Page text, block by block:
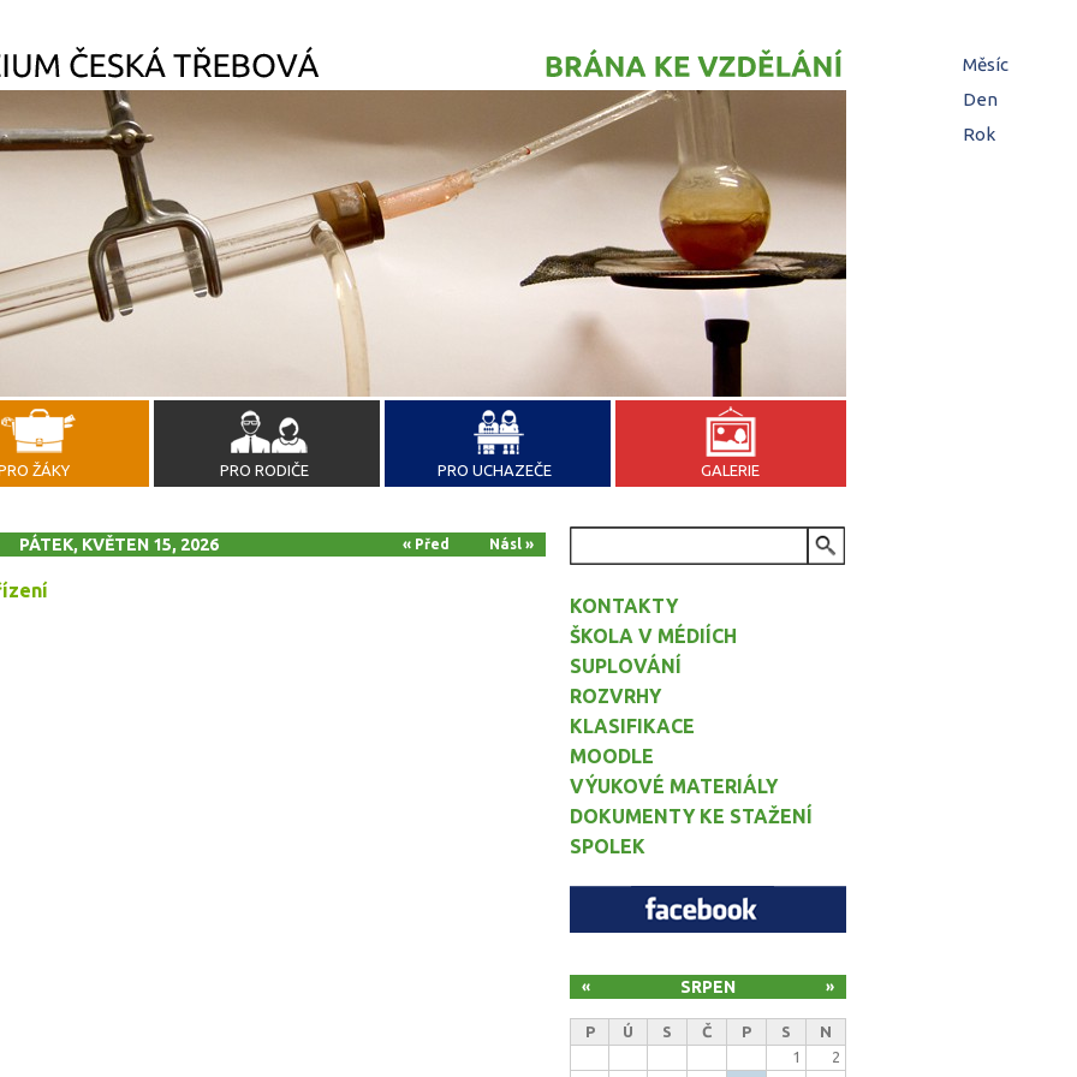
ŽÁKY PRO RODIČE PRO UCHAZEČE GALERIE
PÁTEK, KVĚTEN 15, 2026 « Před Násl »
KONTAKTY
ŠKOLA V MÉDIÍCH
SUPLOVÁNÍ
ROZVRHY
KLASIFIKACE
MOODLE
VÝUKOVÉ MATERIÁLY
DOKUMENTY KE STAŽENÍ
SPOLEK
SRPEN
« »
P Ú S Č P S
N
1
2
Měsíc
Den(aktivní
Rok